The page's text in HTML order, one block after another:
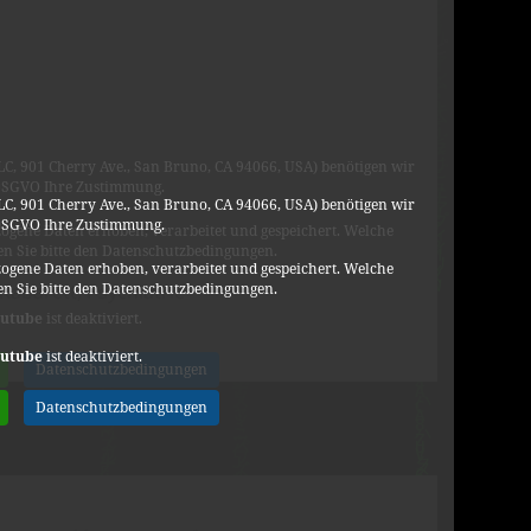
901 Cherry Ave., San Bruno, CA 94066, USA) benötigen wir
Ihre Zustimmung.
Daten erhoben, verarbeitet und gespeichert. Welche
Sie bitte den Datenschutzbedingungen.
ist deaktiviert.
Datenschutzbedingungen
901 Cherry Ave., San Bruno, CA 94066, USA) benötigen wir
Ihre Zustimmung.
Daten erhoben, verarbeitet und gespeichert. Welche
Sie bitte den Datenschutzbedingungen.
ist deaktiviert.
Datenschutzbedingungen
Kabarett,Psychiatrie
Hannemann